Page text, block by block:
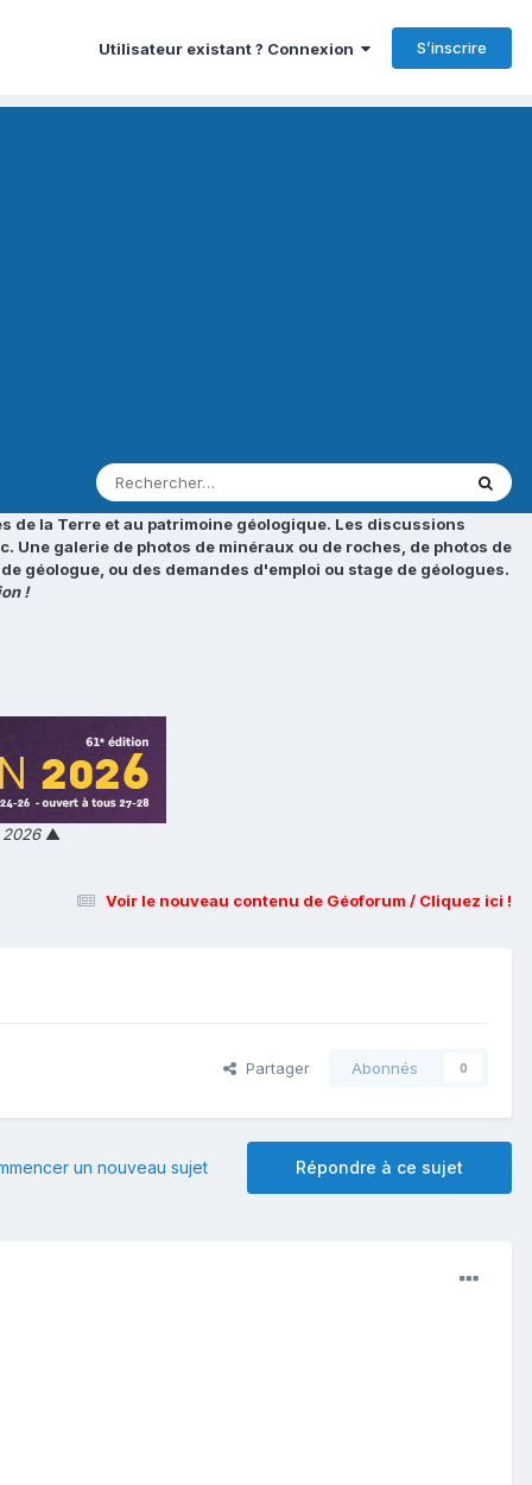
Utilisateur existant ? Connexion S’inscrire
de la Terre et au patrimoine géologique. Les discussions
galerie de photos de minéraux ou de roches, de photos de
géologue, ou des demandes d'emploi ou stage de géologues.
!
▲
Voir le nouveau contenu de Géoforum / Cliquez ici !
Partager Abonnés 0
Répondre à ce sujet
un nouveau sujet